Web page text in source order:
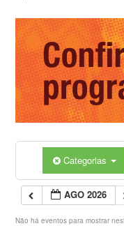
Categorias
AGO 2026
Não há eventos para mostrar